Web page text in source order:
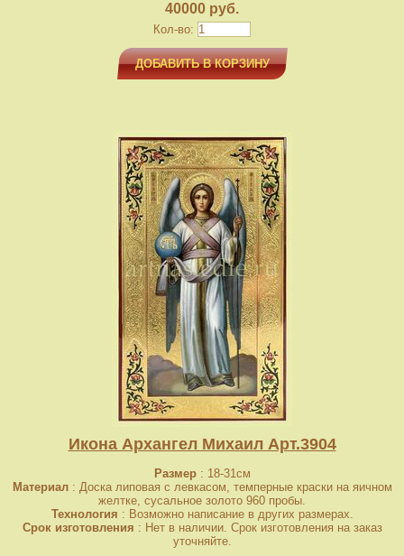
40000 руб.
Кол-во:
ДОБАВИТЬ В КОРЗИНУ
Икона Архангел Михаил Арт.3904
Размер: 18-31см
Материал: Доска липовая с левкасом, темперные краски на яичном
желтке, сусальное золото 960 пробы.
Технология : Возможно написание в других размерах.
Срок изготовления : Нет в наличии. Срок изготовления на заказ
уточняйте.